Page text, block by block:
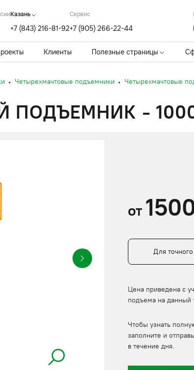
Казань
+7 (843) 216-81-92
Cервис
+7 (905) 266-22-44
Клиенты Полезные страницы
Четырехмачтовые подъемники
Четырехмачтовые
ПОДЪЕМНИК -
от
Для
Цена приведена с
подъема на данный
Чтобы узнать
заполните и
в течение дня.